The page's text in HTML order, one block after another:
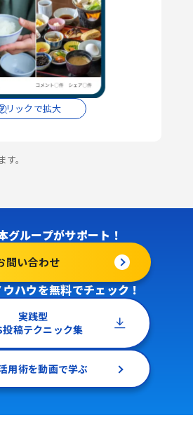
リックで拡大
。
グループがサポート！
問い合わせ
ハウを無料でチェック！
実践型
投稿テクニック集
用術を動画で学ぶ